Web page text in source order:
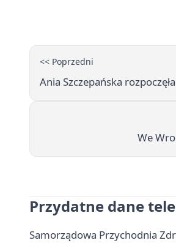
<< Poprzedni
Ania Szczepańska
We
Przydatne dane
Samorządowa Przychodnia